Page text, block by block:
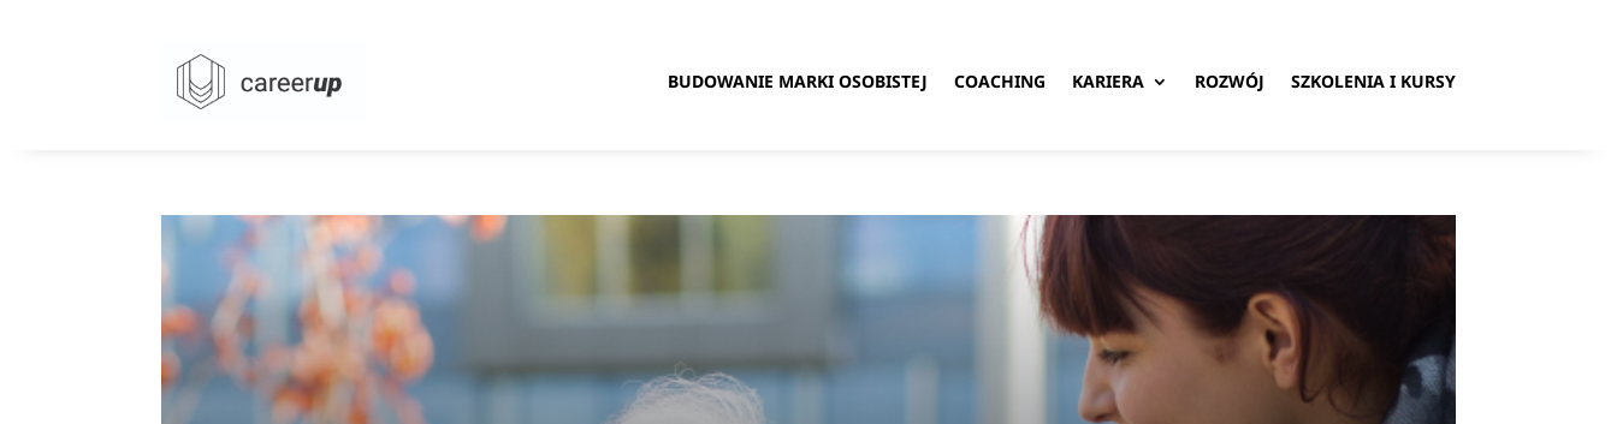
BUDOWANIE MARKI OSOBISTEJ COACHING KARIERA ROZWÓJ SZKOLENIA I KURSY